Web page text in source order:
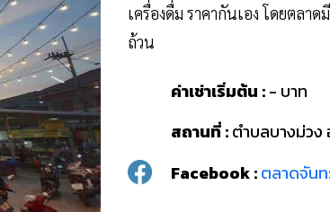
เครื่องดื่ม ราคากันเอง โดยตลา
ถ้วน
ค่าเช่าเริ่มต้น :- บาท
สถานที่ :ตำบลบางม่วง
Facebook :ตลาดจัน